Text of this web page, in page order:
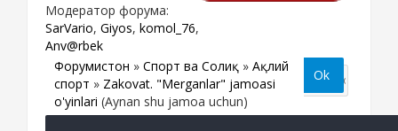
Модератор форума:
SarVario, Giyos, komol_76,
Anv@rbek
Форумистон » Спорт ва Соғлиқ » Ақлий
спорт » Zakovat. "Merganlar" jamoasi
o'yinlari (Aynan shu jamoa uchun)